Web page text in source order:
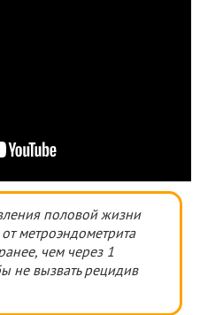
половой жизни
метроэндометрита
чем через 1
не вызвать рецидив